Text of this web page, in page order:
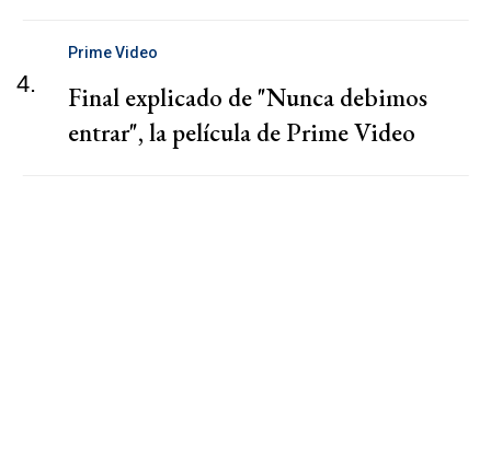
4.
Prime Video
Final explicado de "Nunca debimos
entrar", la película de Prime Video